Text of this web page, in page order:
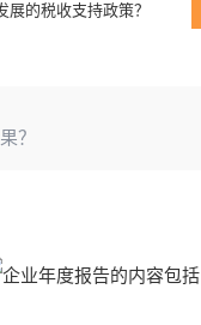
的税收支持政策？
？